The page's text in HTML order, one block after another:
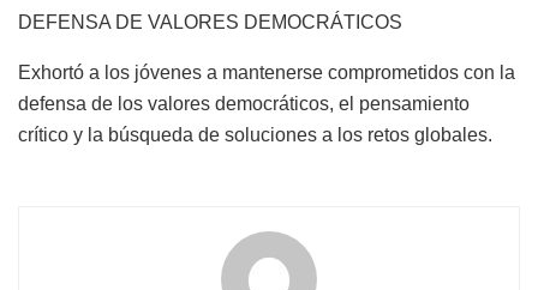
DEFENSA DE VALORES DEMOCRÁTICOS
Exhortó a los jóvenes a mantenerse comprometidos con la
defensa de los valores democráticos, el pensamiento
crítico y la búsqueda de soluciones a los retos globales.